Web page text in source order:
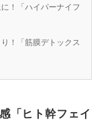
！「ハイパーナイフ
！「筋膜デトックス
「ヒト幹フェイ